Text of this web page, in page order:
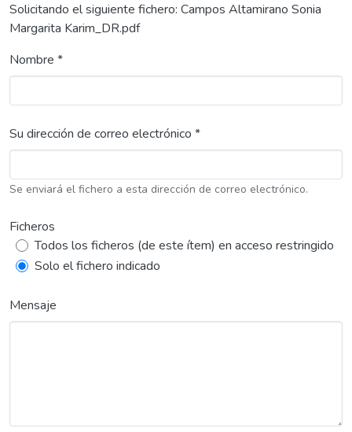
Solicitando el siguiente fichero: Campos Altamirano Sonia
Margarita Karim_DR.pdf
Nombre *
Su dirección de correo electrónico *
Se enviará el fichero a esta dirección de correo electrónico.
Ficheros
Todos los ficheros (de este ítem) en acceso restringido
Solo el fichero indicado
Mensaje